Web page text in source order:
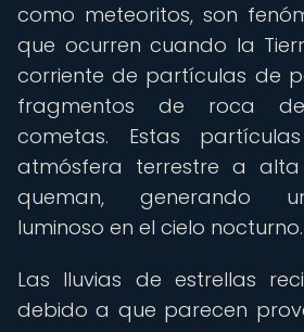
como meteoritos, son
que ocurren cuando la
corriente de partículas de
fragmentos de roca
cometas. Estas
atmósfera terrestre a
queman, generando
luminoso en el cielo nocturno.
Las lluvias de estrellas
debido a que parecen